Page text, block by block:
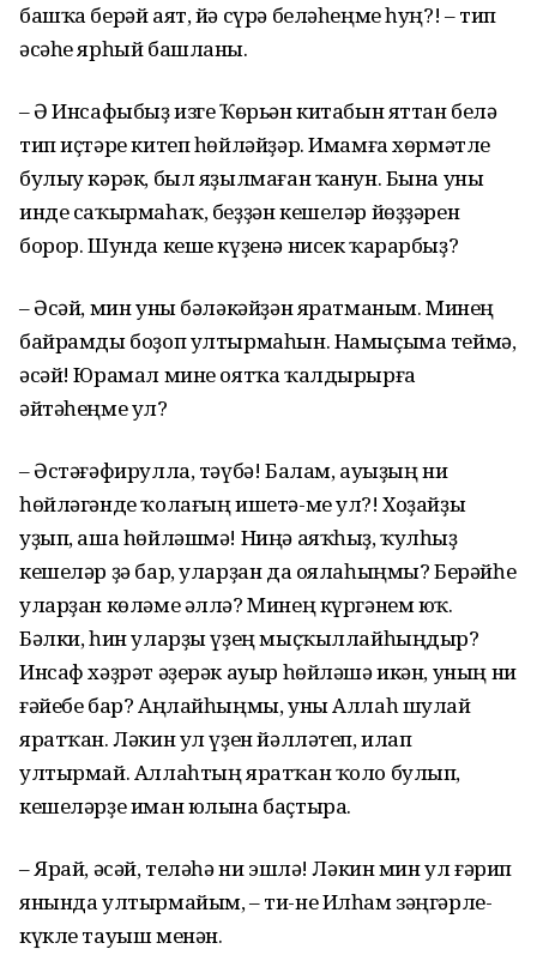
башҡа берәй аят, йә сүрә беләһеңме һуң?! – тип
әсәһе ярһый башланы.
– Ә Инсафыбыҙ изге Ҡөрьән китабын яттан белә
тип иҫтәре китеп һөйләйҙәр. Имамға хөрмәтле
булыу кәрәк, был яҙылмаған ҡанун. Бына уны
инде саҡырмаһаҡ, беҙҙән кешеләр йөҙҙәрен
борор. Шунда кеше күҙенә нисек ҡарарбыҙ?
– Әсәй, мин уны бәләкәйҙән яратманым. Минең
байрамды боҙоп ултырмаһын. Намыҫыма теймә,
әсәй! Юрамал мине оятҡа ҡалдырырға
әйтәһеңме ул?
– Әстәғәфирулла, тәүбә! Балам, ауыҙың ни
һөйләгәнде ҡолағың ишетә-ме ул?! Хоҙайҙы
уҙып, аша һөйләшмә! Ниңә аяҡһыҙ, ҡулһыҙ
кешеләр ҙә бар, уларҙан да оялаһыңмы? Берәйһе
уларҙан көләме әллә? Минең күргәнем юҡ.
Бәлки, һин уларҙы үҙең мыҫҡыллайһыңдыр?
Инсаф хәҙрәт әҙерәк ауыр һөйләшә икән, уның ни
ғәйебе бар? Аңлайһыңмы, уны Аллаһ шулай
яратҡан. Ләкин ул үҙен йәлләтеп, илап
ултырмай. Аллаһтың яратҡан ҡоло булып,
кешеләрҙе иман юлына баҫтыра.
– Ярай, әсәй, теләһә ни эшлә! Ләкин мин ул ғәрип
янында ултырмайым, – ти-не Илһам зәңгәрле-
күкле тауыш менән.